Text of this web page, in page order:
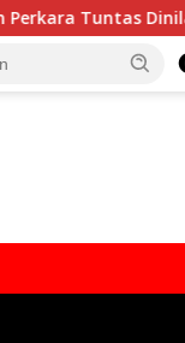
Dinilai Keliru